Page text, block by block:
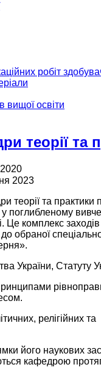
робіт
вищої освіти
теорії та
2023
теорії та
поглибленому
Це комплекс
до обраної
України, Статуту
релігійних та
його наукових
кафедрою